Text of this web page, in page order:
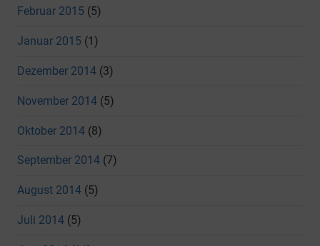
Februar 2015 (5)
Januar 2015 (1)
Dezember 2014 (3)
November 2014 (5)
Oktober 2014 (8)
September 2014 (7)
August 2014 (5)
Juli 2014 (5)